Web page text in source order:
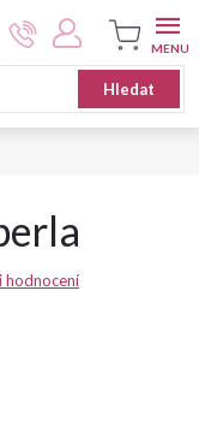
Hledat
Nákupní
košík